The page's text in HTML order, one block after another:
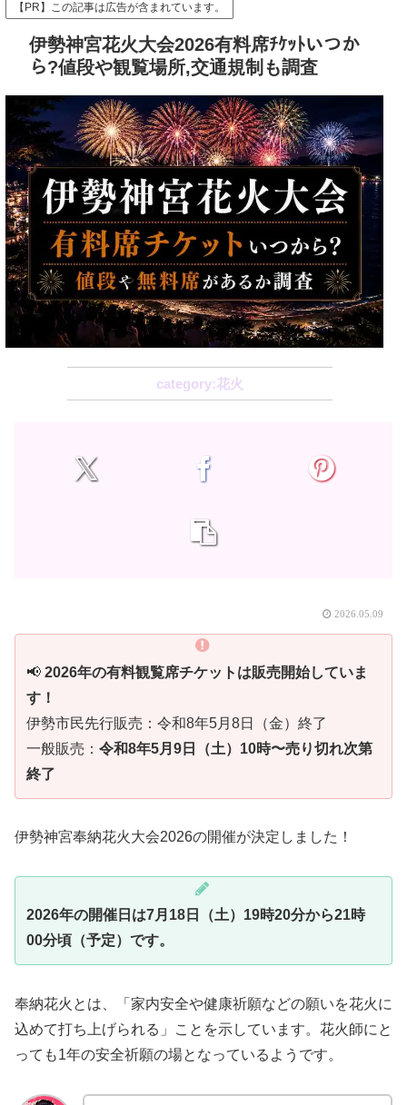
【PR】この記事は広告が含まれています。
伊勢神宮花火大会2026有料席ﾁｹｯﾄいつか
ら?値段や観覧場所,交通規制も調査
花火
2026.05.09
📢 2026年の有料観覧席チケットは販売開始していま
す！
伊勢市民先行販売：令和8年5月8日（金）終了
一般販売： 令和8年5月9日（土）10時〜売り切れ次第
終了
伊勢神宮奉納花火大会2026の開催が決定しました！
2026年の開催日は7月18日（土）19時20分から21時
00分頃（予定）です。
奉納花火とは、「家内安全や健康祈願などの願いを花火に
込めて打ち上げられる」ことを示しています。花火師にと
っても1年の安全祈願の場となっているようです。